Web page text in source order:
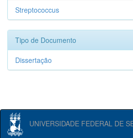
Streptococcus
Tipo de Documento
Dissertação
UNIVERSIDADE FEDERAL DE